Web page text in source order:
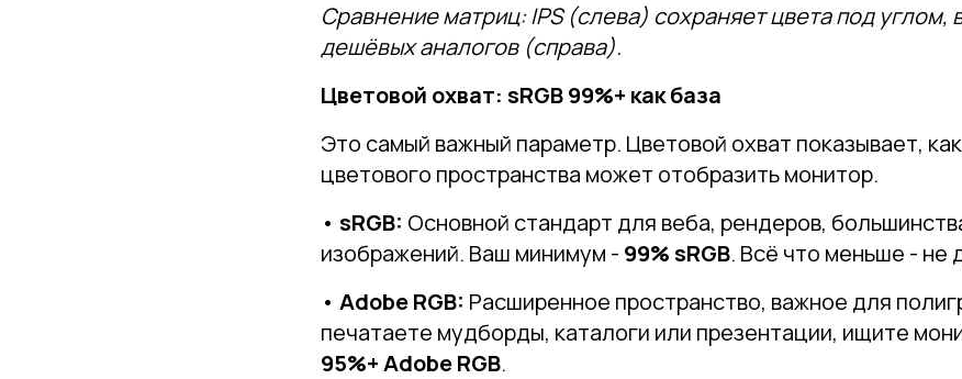
Сравнение матриц: IPS (слева) сохраняет цвета под углом,
дешёвых аналогов (справа).
Цветовой охват: sRGB 99%+ как база
Это самый важный параметр. Цветовой охват показывает,
цветового пространства может отобразить монитор.
• sRGB: Основной стандарт для веба, рендеров,
изображений. Ваш минимум - 99% sRGB. Всё что меньше - не
• Adobe RGB: Расширенное пространство, важное для
печатаете мудборды, каталоги или презентации, ищите
95%+ Adobe RGB.